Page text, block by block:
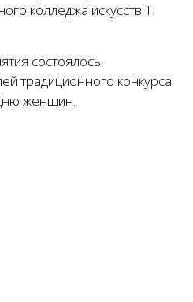
колледжа искусств Т.
состоялось
традиционного конкурса
женщин.